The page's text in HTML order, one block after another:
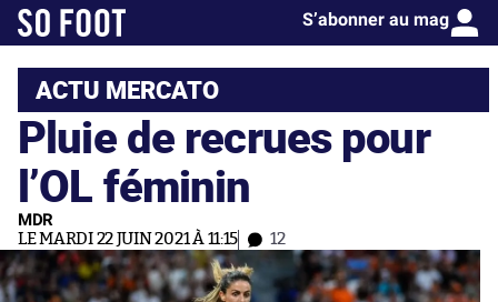
S’abonner au mag
ACTU MERCATO
Pluie de recrues pour
l’OL féminin
MDR
LE MARDI 22 JUIN 2021 À 11:15 12